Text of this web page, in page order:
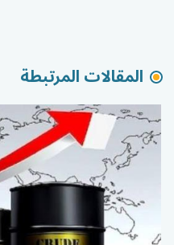
المقالات المرتبطة